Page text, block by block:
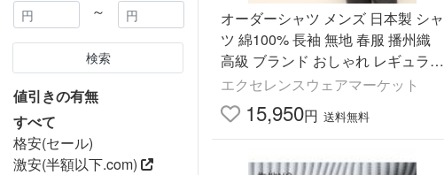
～
検索
値引きの有無
すべて
格安(セール)
激安(半額以下.com)
オーダーシャツ メンズ 日本製 シャ
ツ 綿100% 長袖 無地 春服 播州織
高級 ブランド おしゃれ レギュラー
ボタンダウン シンプル ビジネス シ
ャンブレー 男性
エクセレンスウェアマーケット
15,950円 送料無料